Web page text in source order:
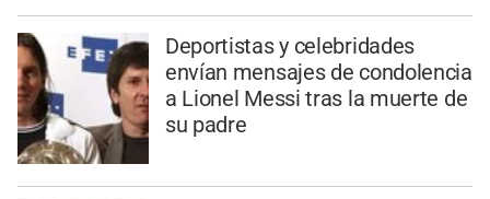
Deportistas y celebridades
envían mensajes de condolencia
a Lionel Messi tras la muerte de
su padre